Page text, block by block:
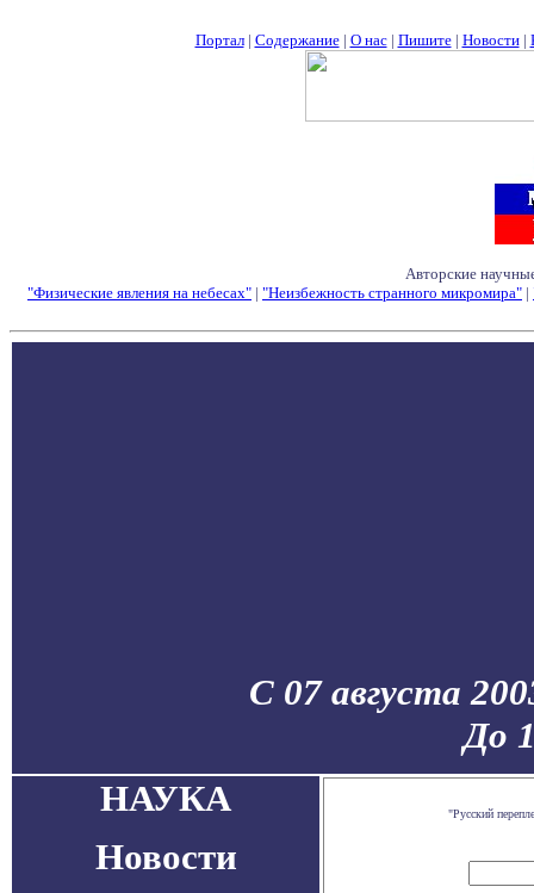
Портал| Содержание| О нас| Пишите| Новости|
Авторские
"Физические явления на небесах" | "Неизбежность странного микромира" |
С 07 августа
До
НАУКА
Новости
"Русский